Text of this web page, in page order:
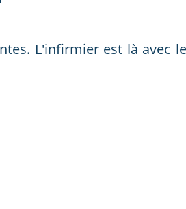
L'infirmier est là avec